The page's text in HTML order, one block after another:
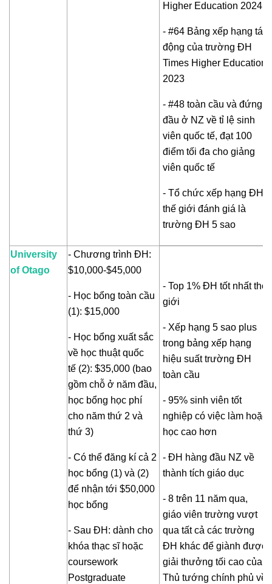
Higher Education 2024
- #64 Bảng xếp hạng tác
động của trường ĐH
Times Higher Education
2023
- #48 toàn cầu và đứng
đầu ở NZ về tỉ lệ sinh
viên quốc tế, đạt 100
điểm tối đa cho giảng
viên quốc tế
- Tổ chức xếp hạng ĐH
thế giới đánh giá là
trường ĐH 5 sao
University
of Otago
- Chương trình ĐH:
$10,000-$45,000
- Học bổng toàn cầu
(1): $15,000
- Học bổng xuất sắc
về học thuật quốc
tế (2): $35,000 (bao
gồm chỗ ở năm đầu,
học bổng học phí
cho năm thứ 2 và
thứ 3)
- Có thể đăng kí cả 2
học bổng (1) và (2)
để nhận tới $50,000
học bổng
- Sau ĐH: dành cho
khóa thạc sĩ hoặc
coursework
Postgraduate
- Top 1% ĐH tốt nhất thế
giới
- Xếp hạng 5 sao plus
trong bảng xếp hạng
hiệu suất trường ĐH
toàn cầu
- 95% sinh viên tốt
nghiệp có việc làm hoặc
học cao hơn
- ĐH hàng đầu NZ về
thành tích giáo dục
- 8 trên 11 năm qua,
giáo viên trường vượt
qua tất cả các trường
ĐH khác để giành được
giải thưởng tối cao của
Thủ tướng chính phủ về